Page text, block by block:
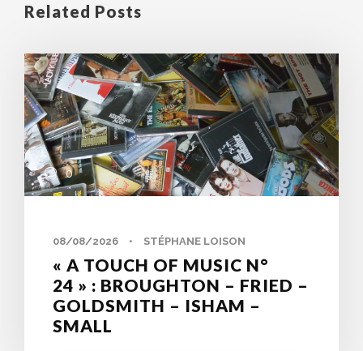
Related Posts
0
08/08/2026 • STÉPHANE LOISON
« A TOUCH OF MUSIC N°
24 » : BROUGHTON – FRIED –
GOLDSMITH – ISHAM –
SMALL